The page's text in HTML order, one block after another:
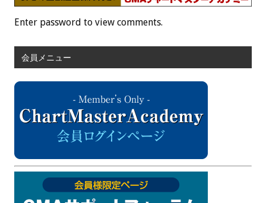
Enter password to view comments.
会員メニュー